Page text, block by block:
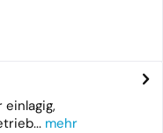
mehr